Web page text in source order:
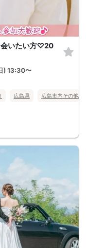
会いたい方♡20
) 13:30〜
広島県 広島市内その他